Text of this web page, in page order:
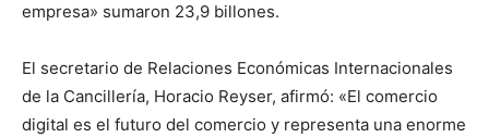
empresa» sumaron 23,9 billones.
El secretario de Relaciones Económicas Internacionales
de la Cancillería, Horacio Reyser, afirmó: «El comercio
digital es el futuro del comercio y representa una enorme